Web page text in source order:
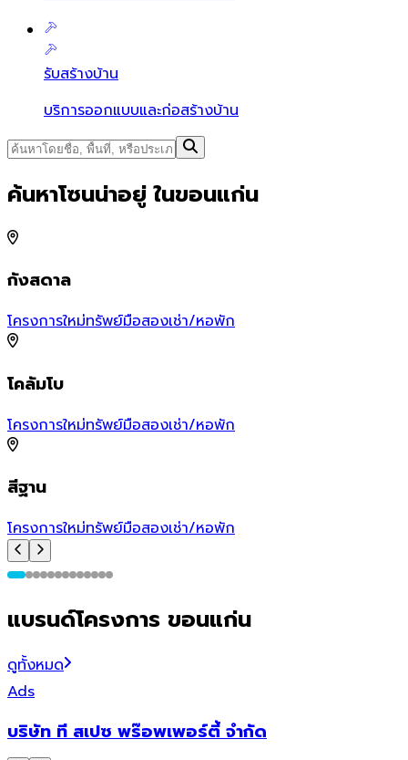
รับสร้างบ้าน
บริการออกแบบและก่อสร้างบ้าน
ค้นหาโซนน่าอยู่ ในขอนแก่น
กังสดาล
โครงการใหม่ทรัพย์มือสองเช่า/หอพัก
โคลัมโบ
โครงการใหม่ทรัพย์มือสองเช่า/หอพัก
สีฐาน
โครงการใหม่ทรัพย์มือสองเช่า/หอพัก
แบรนด์โครงการ ขอนแก่น
ดูทั้งหมด
Ads
บริษัท ที สเปซ พร๊อพเพอร์ตี้ จำกัด